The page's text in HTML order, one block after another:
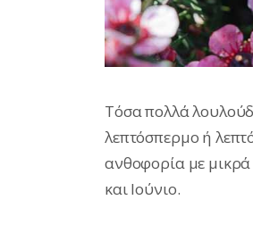
Τόσα πολλά
λεπτόσπερμο ή
ανθοφορία με
και Ιούνιο.